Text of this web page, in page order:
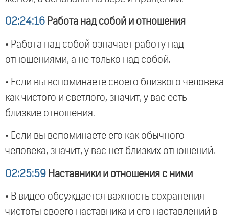
02:24:16 Работа над собой и отношения
• Работа над собой означает работу над
отношениями, а не только над собой.
• Если вы вспоминаете своего близкого человека
как чистого и светлого, значит, у вас есть
близкие отношения.
• Если вы вспоминаете его как обычного
человека, значит, у вас нет близких отношений.
02:25:59 Наставники и отношения с ними
• В видео обсуждается важность сохранения
чистоты своего наставника и его наставлений в